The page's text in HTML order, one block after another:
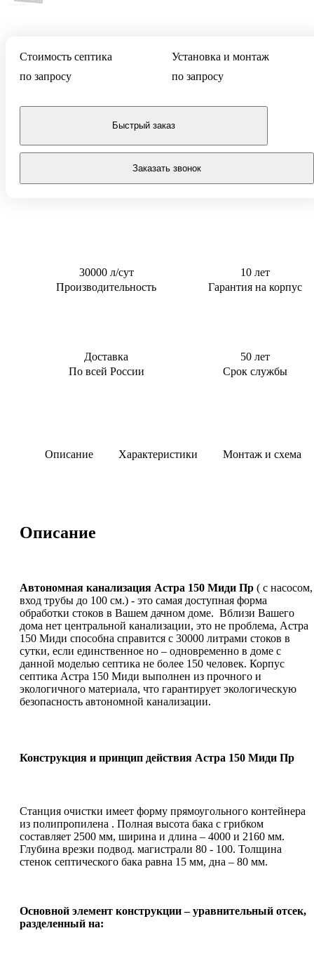
центра
0,8 м3/сут
2.4 м3/сут
Стоимость септика
по запросу
Быстрый заказ
Заказать звонок
Установка и монтаж
по запросу
30000 л/сут
Производительность
10 лет
Гарантия на корпус
Доставка
По всей России
50 лет
Срок службы
Описание Характеристики Монтаж и схема
Описание
Автономная канализация Астра 150 Миди Пр ( с насосом,
вход трубы до 100 см.) - это самая доступная форма
обработки стоков в Вашем дачном доме. Вблизи Вашего
дома нет центральной канализации, это не проблема, Астра
150 Миди способна справится с 30000 литрами стоков в
сутки, если единственное но – одновременно в доме с
данной моделью септика не более 150 человек. Корпус
септика Астра 150 Миди выполнен из прочного и
экологичного материала, что гарантирует экологическую
безопасность автономной канализации.
Конструкция и принцип действия Астра 150 Миди Пр
Станция очистки имеет форму прямоугольного контейнера
из полипропилена . Полная высота бака с грибком
составляет 2500 мм, ширина и длина – 4000 и 2160 мм.
Глубина врезки подвод. магистрали 80 - 100. Толщина
стенок септического бака равна 15 мм, дна – 80 мм.
Основной элемент конструкции – уравнительный отсек,
разделенный на: